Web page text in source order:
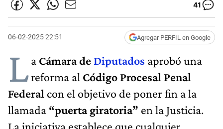
41
06-02-2025 22:51 Agregar PERFIL en Google
La Cámara de Diputados aprobó una
reforma al Código Procesal Penal
Federal con el objetivo de poner fin a la
llamada “puerta giratoria” en la Justicia.
La iniciativa establece que cualquier